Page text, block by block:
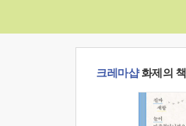
크레마샵화제의 책